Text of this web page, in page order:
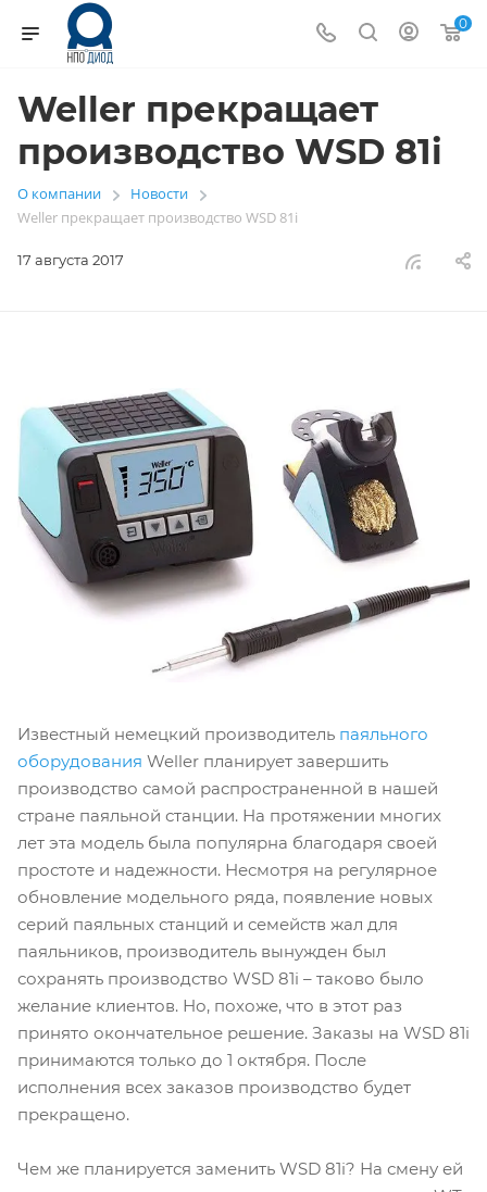
0
Weller прекращает
производство WSD 81i
О компании —Новости
Weller прекращает производство WSD 81i
17 августа 2017
Известный немецкий производитель паяльного
оборудования Weller планирует завершить
производство самой распространенной в нашей
стране паяльной станции. На протяжении многих
лет эта модель была популярна благодаря своей
простоте и надежности. Несмотря на регулярное
обновление модельного ряда, появление новых
серий паяльных станций и семейств жал для
паяльников, производитель вынужден был
сохранять производство WSD 81i – таково было
желание клиентов. Но, похоже, что в этот раз
принято окончательное решение. Заказы на WSD 81i
принимаются только до 1 октября. После
исполнения всех заказов производство будет
прекращено.
Чем же планируется заменить WSD 81i? На смену ей